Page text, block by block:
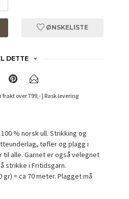
ØNSKELISTE
DETTE
frakt over 799,- | Rask levering
100 % norsk ull. Strikking og
tøfler og plagg i
alle. Garnet er også velegnet
strikke i Fritidsgarn.
= ca 70 meter. Plagget må